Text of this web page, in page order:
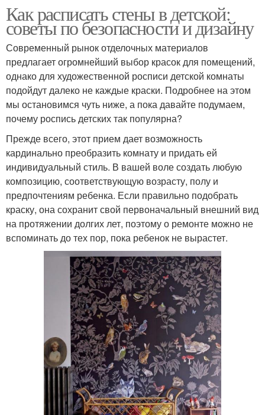
Как расписать стены в детской:
советы по безопасности и дизайну
Современный рынок отделочных материалов
предлагает огромнейший выбор красок для помещений,
однако для художественной росписи детской комнаты
подойдут далеко не каждые краски. Подробнее на этом
мы остановимся чуть ниже, а пока давайте подумаем,
почему роспись детских так популярна?
Прежде всего, этот прием дает возможность
кардинально преобразить комнату и придать ей
индивидуальный стиль. В вашей воле создать любую
композицию, соответствующую возрасту, полу и
предпочтениям ребенка. Если правильно подобрать
краску, она сохранит свой первоначальный внешний вид
на протяжении долгих лет, поэтому о ремонте можно не
вспоминать до тех пор, пока ребенок не вырастет.